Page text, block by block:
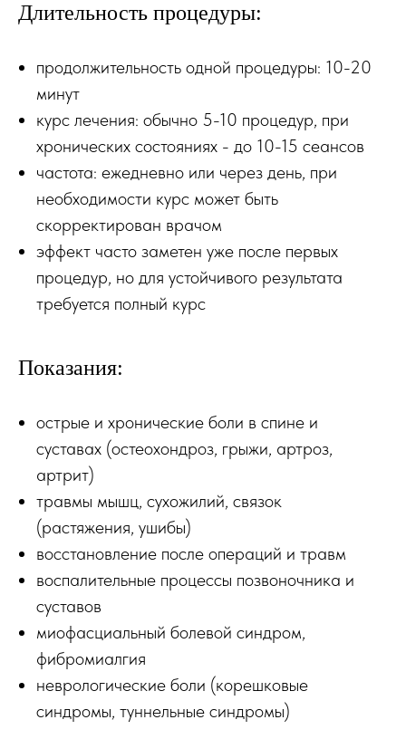
Длительность процедуры:
продолжительность одной процедуры: 10-20
минут
курс лечения: обычно 5-10 процедур, при
хронических состояниях - до 10-15 сеансов
частота: ежедневно или через день, при
необходимости курс может быть
скорректирован врачом
эффект часто заметен уже после первых
процедур, но для устойчивого результата
требуется полный курс
Показания:
острые и хронические боли в спине и
суставах (остеохондроз, грыжи, артроз,
артрит)
травмы мышц, сухожилий, связок
(растяжения, ушибы)
восстановление после операций и травм
воспалительные процессы позвоночника и
суставов
миофасциальный болевой синдром,
фибромиалгия
неврологические боли (корешковые
синдромы, туннельные синдромы)